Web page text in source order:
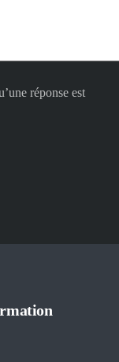
réponse est